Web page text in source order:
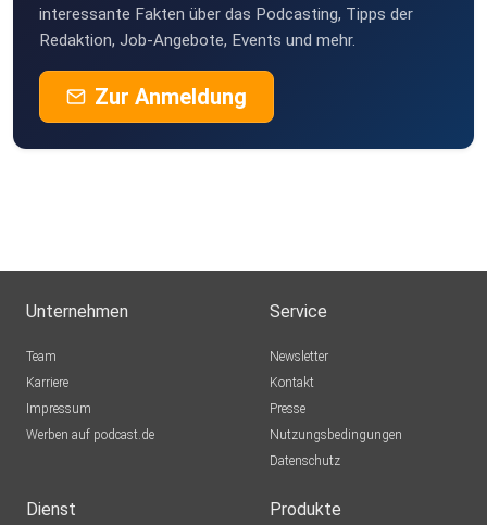
interessante Fakten über das Podcasting, Tipps der
Redaktion, Job-Angebote, Events und mehr.
Zur Anmeldung
Unternehmen
Team
Karriere
Impressum
Werben auf podcast.de
Service
Newsletter
Kontakt
Presse
Nutzungsbedingungen
Datenschutz
Dienst Produkte